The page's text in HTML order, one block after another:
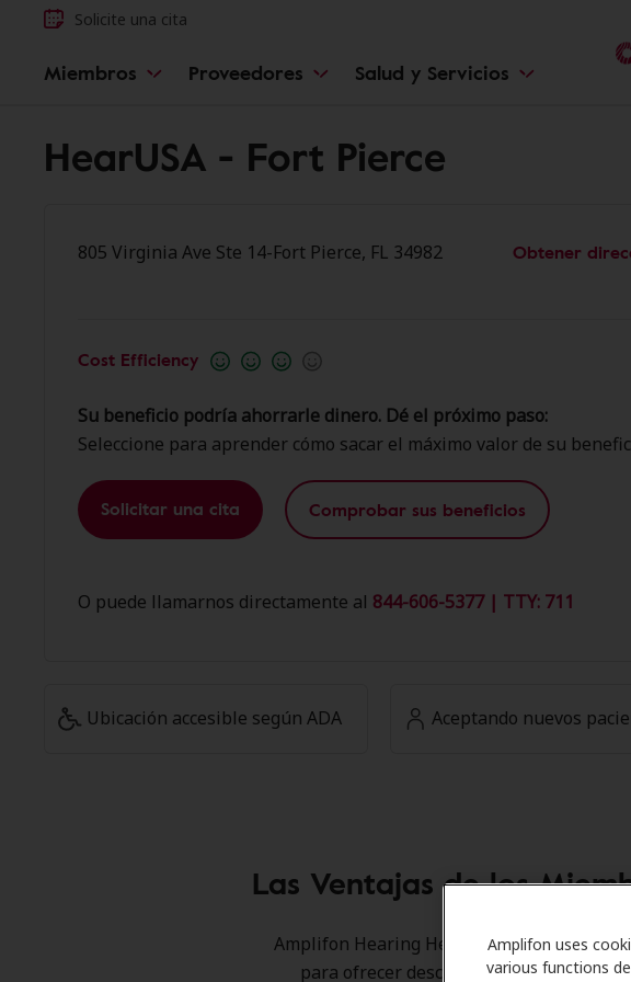
Amplifon uses
various functions
Solicite una cita
Miembros Proveedores Salud y Servicios
HearUSA - Fort Pierce
805 Virginia Ave Ste 14-Fort Pierce, FL 34982 Obtener
Cost Efficiency
Su beneficio podría ahorrarle dinero. Dé el próximo paso:
Seleccione para aprender cómo sacar el máximo valor de su
Solicitar una cita Comprobar sus beneficios
O puede llamarnos directamente al 844-606-5377 | TTY: 711
Ubicación accesible según ADA Aceptando nuevos
Las Ventajas de los
Amplifon Hearing Health Care se asocia
para ofrecer descuentos especiales